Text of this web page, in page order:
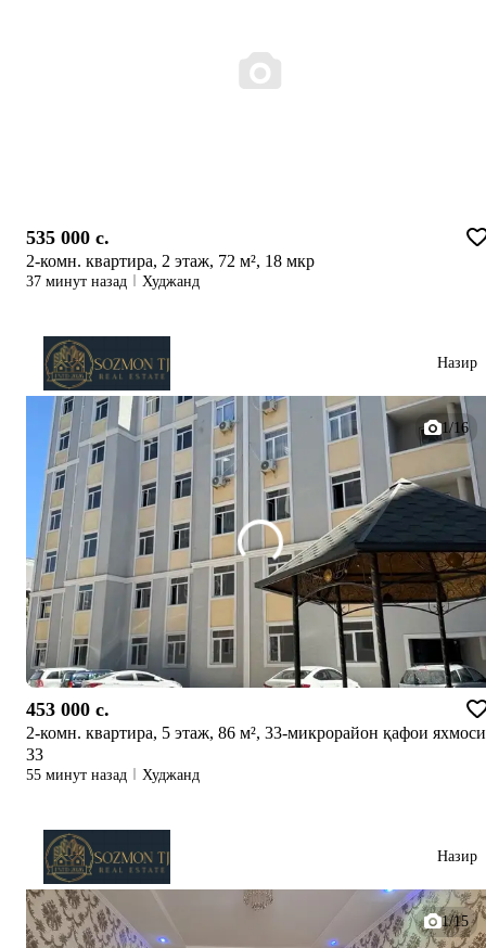
535 000 c.
2-комн. квартира, 2 этаж, 72 м², 18 мкр
37 минут назад Худжанд
Назир
1/16
453 000 c.
2-комн. квартира, 5 этаж, 86 м², 33-микрорайон қафои яхмоси
33
55 минут назад Худжанд
Назир
1/15